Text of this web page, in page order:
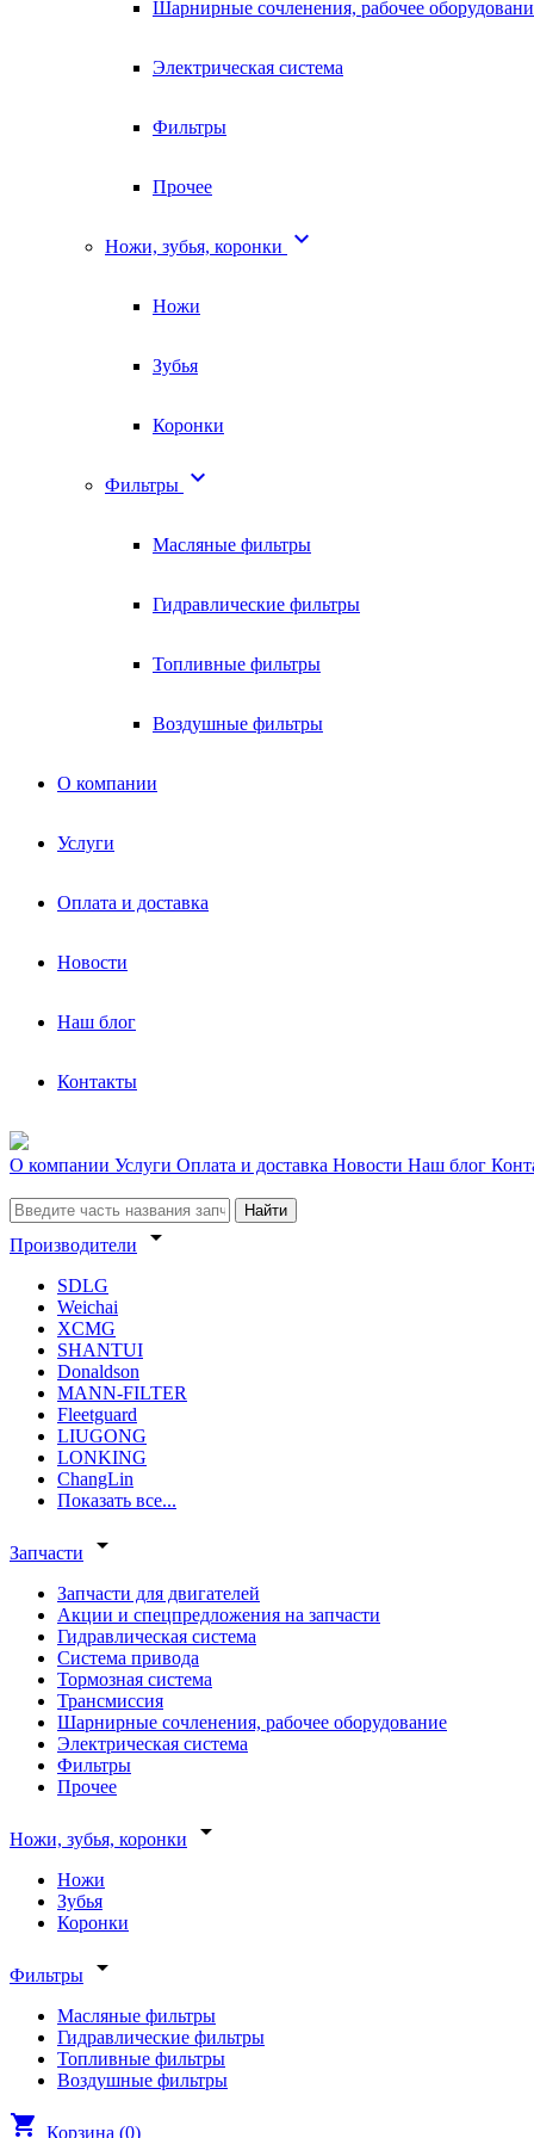
Шарнирные сочленения, рабочее
Электрическая система
Фильтры
Прочее
Ножи, зубья, коронки 
Ножи
Зубья
Коронки
Фильтры 
Масляные фильтры
Гидравлические фильтры
Топливные фильтры
Воздушные фильтры
О компании
Услуги
Оплата и доставка
Новости
Наш блог
Контакты
О компании Услуги Оплата и доставка Новости Наш блог
Найти
Производители arrow_drop_down
SDLG
Weichai
XCMG
SHANTUI
Donaldson
MANN-FILTER
Fleetguard
LIUGONG
LONKING
ChangLin
Показать все...
Запчасти arrow_drop_down
Запчасти для двигателей
Акции и спецпредложения на запчасти
Гидравлическая система
Система привода
Тормозная система
Трансмиссия
Шарнирные сочленения, рабочее оборудование
Электрическая система
Фильтры
Прочее
Ножи, зубья, коронки arrow_drop_down
Ножи
Зубья
Коронки
Фильтры arrow_drop_down
Масляные фильтры
Гидравлические фильтры
Топливные фильтры
Воздушные фильтры
shopping_cart Корзина (0)